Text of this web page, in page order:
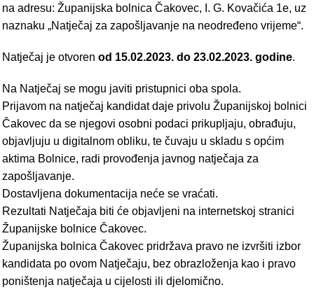
na adresu: Županijska bolnica Čakovec, I. G. Kovačića 1e, uz
naznaku „Natječaj za zapošljavanje na neodređeno vrijeme“.
Natječaj je otvoren od 15.02.2023. do 23.02.2023. godine.
Na Natječaj se mogu javiti pristupnici oba spola.
Prijavom na natječaj kandidat daje privolu Županijskoj bolnici
Čakovec da se njegovi osobni podaci prikupljaju, obrađuju,
objavljuju u digitalnom obliku, te čuvaju u skladu s općim
aktima Bolnice, radi provođenja javnog natječaja za
zapošljavanje.
Dostavljena dokumentacija neće se vraćati.
Rezultati Natječaja biti će objavljeni na internetskoj stranici
Županijske bolnice Čakovec.
Županijska bolnica Čakovec pridržava pravo ne izvršiti izbor
kandidata po ovom Natječaju, bez obrazloženja kao i pravo
poništenja natječaja u cijelosti ili djelomično.